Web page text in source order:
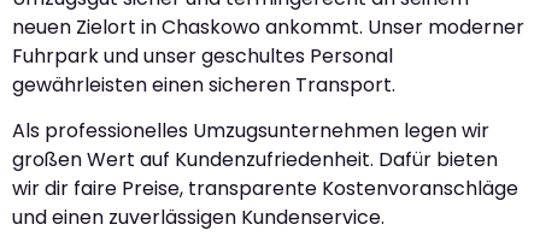
neuen Zielort in Chaskowo ankommt. Unser moderner
Fuhrpark und unser geschultes Personal
gewährleisten einen sicheren Transport.
Als professionelles Umzugsunternehmen legen wir
großen Wert auf Kundenzufriedenheit. Dafür bieten
wir dir faire Preise, transparente Kostenvoranschläge
und einen zuverlässigen Kundenservice.